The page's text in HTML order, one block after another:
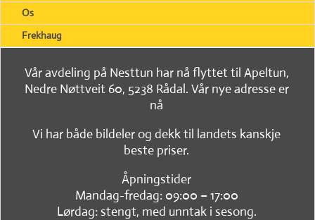
Os
Frekhaug
Vår avdeling på Nesttun har nå flyttet til Apeltun,
Nedre Nøttveit 60, 5238 Rådal. Vår nye adresse er
nå
Vi har både bildeler og dekk til landets kanskje
beste priser.
Åpningstider
Mandag-fredag: 09:00 – 17:00
Lørdag: stengt, med unntak i sesong.